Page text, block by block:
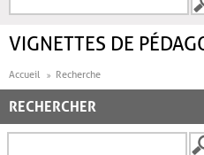
FORMULAIRE DE
VIGNETTES DE
Accueil Recherche
RECHERCHER